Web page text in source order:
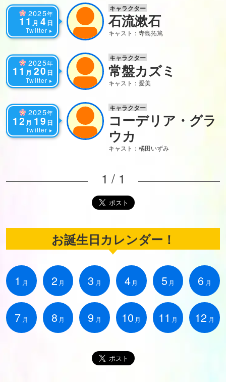
2025年
11 月 4 日
Twitter
キャラクター
石流漱石
キャスト：寺島拓篤
2025年
11 月 20 日
Twitter
キャラクター
常盤カズミ
キャスト：愛美
2025年
12月 19 日
Twitter
キャラクター
コーデリア・グラ
ウカ
キャスト：橘田いずみ
1 / 1
お誕生日カレンダー！
1 月 2 月 3 月 4 月 5 月 6 月
7 月 8 月 9 月 10 月 11 月 12 月